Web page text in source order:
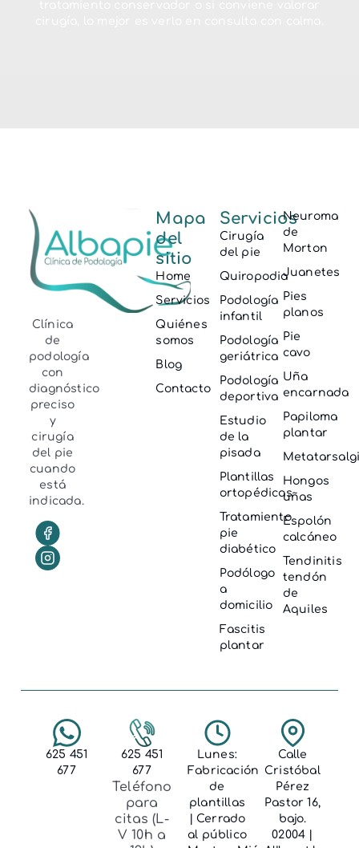
Clínica
de
podología
con
diagnóstico
preciso
y
cirugía
del pie
cuando
está
indicada.
Mapa
del
sitio
Home
Servicios
Quiénes
somos
Blog
Contacto
Servicios
Cirugía
del pie
Quiropodia
Podología
infantil
Podología
geriátrica
Podología
deportiva
Estudio
de la
pisada
Plantillas
ortopédicas
Tratamiento
pie
diabético
Podólogo
a
domicilio
Fascitis
plantar
Neuroma
de
Morton
Juanetes
Pies
planos
Pie
cavo
Uña
encarnada
Papiloma
plantar
Hongos
uñas
Espolón
calcáneo
Tendinitis
tendón
de
Aquiles
625 451
677
625 451
677
Teléfono
para
citas (L-
V 10h a
Lunes:
Fabricación
de
plantillas
| Cerrado
al público
Calle
Cristóbal
Pérez
Pastor 16,
bajo.
02004 |